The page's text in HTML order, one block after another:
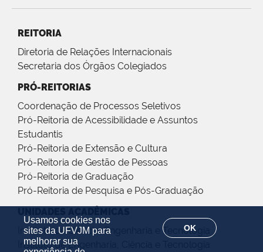
Usamos cookies nos
sites da UFVJM para
melhorar sua
OK
REITORIA
Diretoria de Relações Internacionais
Secretaria dos Órgãos Colegiados
PRÓ-REITORIAS
Coordenação de Processos Seletivos
Pró-Reitoria de Acessibilidade e Assuntos
Estudantis
Pró-Reitoria de Extensão e Cultura
Pró-Reitoria de Gestão de Pessoas
Pró-Reitoria de Graduação
Pró-Reitoria de Pesquisa e Pós-Graduação
Instituto de Ciência, Engenharia e Tecnologia
Instituto de Engenharia, Ciência e Tecnologia